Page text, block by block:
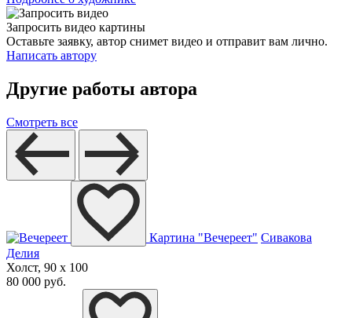
Запросить видео картины
Оставьте заявку, автор снимет видео и отправит вам лично.
Написать автору
Другие работы автора
Смотреть все
Картина "Вечереет" Сивакова
Делия
Холст, 90 x 100
80 000 руб.